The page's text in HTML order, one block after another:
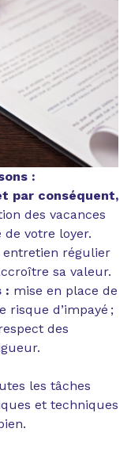
:
par conséquent,
des vacances
votre loyer.
entretien régulier
sa valeur.
: mise en place de
risque d’impayé ;
des
les tâches
et techniques